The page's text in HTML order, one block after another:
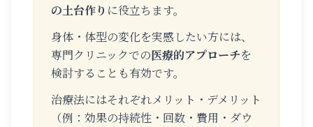
の土台作り に役立ちます。
身体・体型の変化を実感したい方には、
専門クリニックでの医療的アプローチを
検討することも有効です。
治療法にはそれぞれメリット・デメリット
（例：効果の持続性・回数・費用・ダウ